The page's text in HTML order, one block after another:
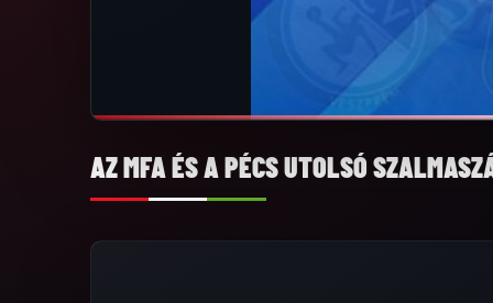
AZ MFA ÉS A PÉCS UTOLSÓ